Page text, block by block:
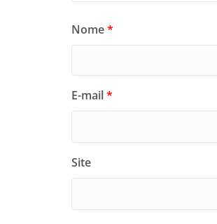
Nome*
E-mail*
Site